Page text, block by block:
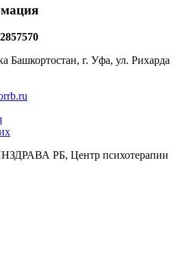
Башкортостан, г. Уфа, ул. Рихарда
РБ, Центр психотерапии